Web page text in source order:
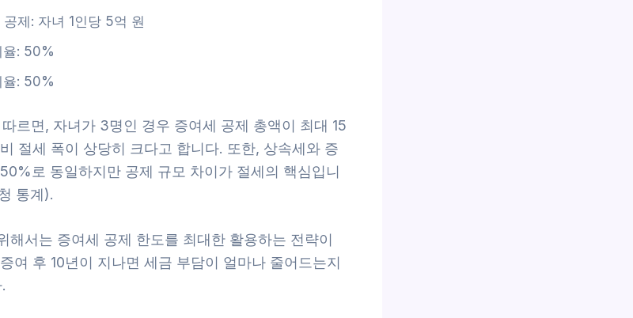
제: 자녀 1인당 5억 원
율: 50%
율: 50%
르면, 자녀가 3명인 경우 증여세 공제 총액이 최대 15
절세 폭이 상당히 크다고 합니다. 또한, 상속세와 증
로 동일하지만 공제 규모 차이가 절세의 핵심입니
통계).
해서는 증여세 공제 한도를 최대한 활용하는 전략이
여 후 10년이 지나면 세금 부담이 얼마나 줄어드는지